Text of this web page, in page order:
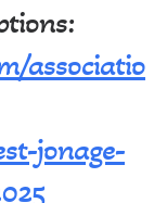
associatio
jonage-